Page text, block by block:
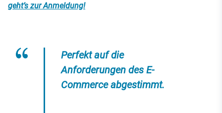
geht’s zur Anmeldung!
Perfekt auf die
Anforderungen des E-
Commerce abgestimmt.